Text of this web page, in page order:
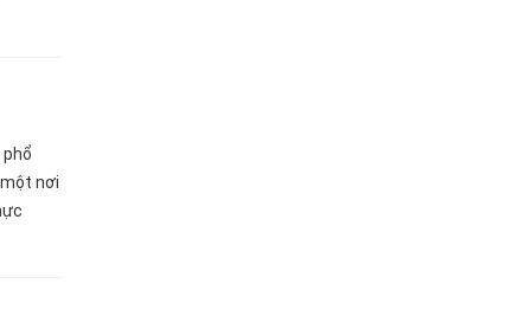
nơi